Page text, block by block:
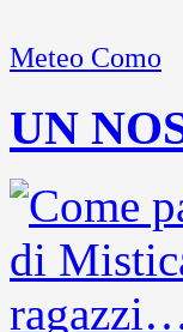
Meteo Como
UN